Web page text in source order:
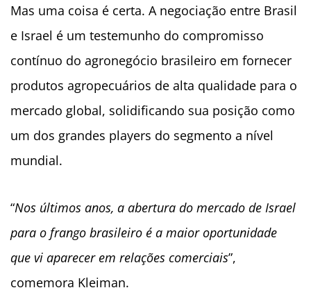
Mas uma coisa é certa. A negociação entre Brasil
e Israel é um testemunho do compromisso
contínuo do agronegócio brasileiro em fornecer
produtos agropecuários de alta qualidade para o
mercado global, solidificando sua posição como
um dos grandes players do segmento a nível
mundial.
“Nos últimos anos, a abertura do mercado de Israel
para o frango brasileiro é a maior oportunidade
que vi aparecer em relações comerciais”,
comemora Kleiman.